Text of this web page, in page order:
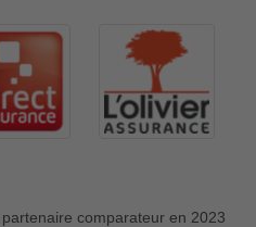
comparateur en 2023